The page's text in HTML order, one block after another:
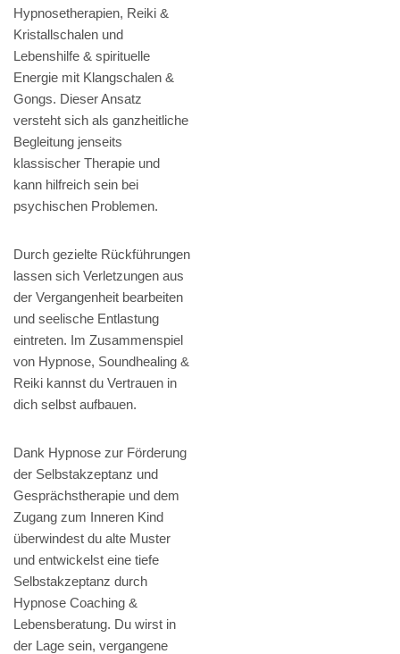
Hypnosetherapien, Reiki &
Kristallschalen und
Lebenshilfe & spirituelle
Energie mit Klangschalen &
Gongs. Dieser Ansatz
versteht sich als ganzheitliche
Begleitung jenseits
klassischer Therapie und
kann hilfreich sein bei
psychischen Problemen.
Durch gezielte Rückführungen
lassen sich Verletzungen aus
der Vergangenheit bearbeiten
und seelische Entlastung
eintreten. Im Zusammenspiel
von Hypnose, Soundhealing &
Reiki kannst du Vertrauen in
dich selbst aufbauen.
Dank Hypnose zur Förderung
der Selbstakzeptanz und
Gesprächstherapie und dem
Zugang zum Inneren Kind
überwindest du alte Muster
und entwickelst eine tiefe
Selbstakzeptanz durch
Hypnose Coaching &
Lebensberatung. Du wirst in
der Lage sein, vergangene